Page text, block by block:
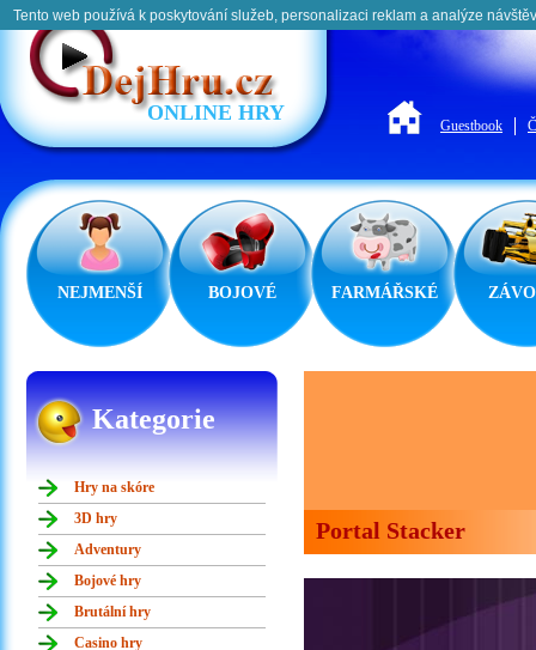
Tento web používá k poskytování služeb, personalizaci reklam a analýze
ONLINE HRY
Guestbook
NEJMENŠÍ BOJOVÉ FARMÁŘSKÉ
Kategorie
Hry na skóre
3D hry
Adventury
Bojové hry
Brutální hry
Casino hry
Portal Stacker